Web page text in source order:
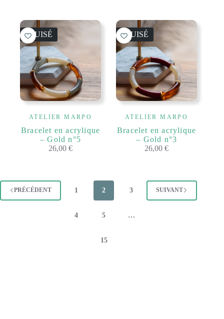
ÉPUISÉ
ATELIER MARPO
Bracelet en acrylique
– Gold n°5
26,00€
ÉPUISÉ
ATELIER MARPO
Bracelet en acrylique
– Gold n°3
26,00€
PRÉCÉDENT 1 2 3
4 5 …
15
SUIVANT